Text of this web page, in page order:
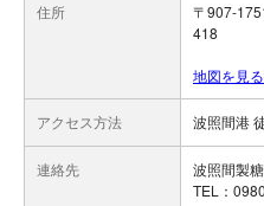
住所
〒907-
418
地図を見る
アクセス方法 波照間港
連絡先
波照間製
TEL：